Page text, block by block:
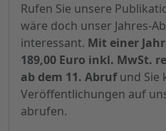
Rufen Sie unsere
wäre doch unser Jahres-
interessant. Mit einer
189,00 Euro inkl. MwSt.
ab dem 11. Abrufund Sie
Veröffentlichungen auf
abrufen.